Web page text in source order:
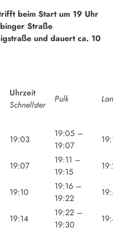
beim Start um 19 Uhr
Straße
und dauert ca. 10
Uhrzeit
Schnellster
Pulk
19:03
19:05 –
19:07
19:07
19:11 –
19:15
19:10
19:16 –
19:22
19:14
19:22 –
19:30